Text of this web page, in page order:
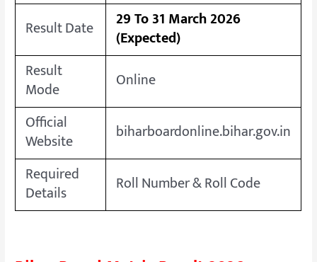
Result Date
29 To 31 March 2026
(Expected)
Result
Mode
Online
Official
Website
biharboardonline.bihar.gov.in
Required
Details Roll Number & Roll Code